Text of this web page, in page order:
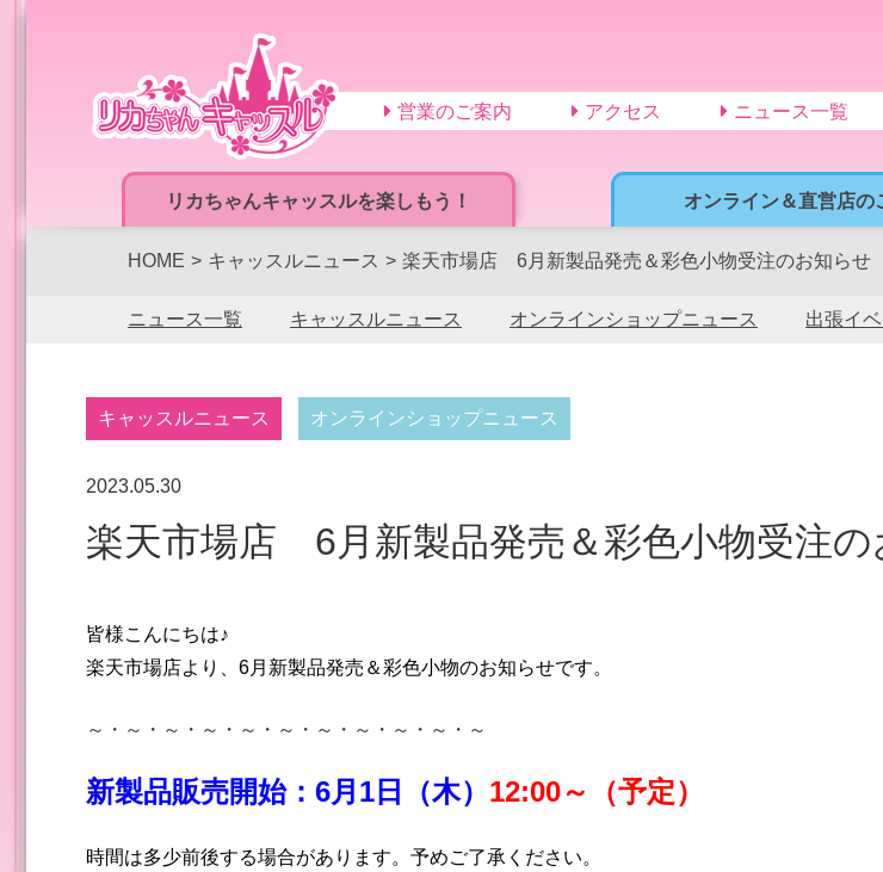
リカちゃんキャッスルを楽しもう！ オンライン＆直営店の
営業のご案内 アクセス ニュース一覧
HOME キャッスルニュース 楽天市場店 6月新製品発売＆彩色小物受注のお知らせ
ニュース一覧 キャッスルニュース オンラインショップニュース 出張イ
キャッスルニュース オンラインショップニュース
2023.05.30
楽天市場店 6月新製品発売＆彩色小物受注
皆様こんにちは♪
楽天市場店より、6月新製品発売＆彩色小物のお知らせです。
～・～・～・～・～・～・～・～・～・～・～
新製品販売開始：6月1日（木） 12:00～（予定）
時間は多少前後する場合があります。予めご了承ください。